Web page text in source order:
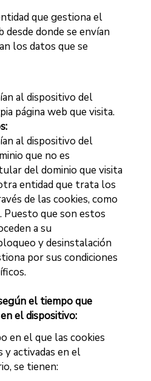
que gestiona el
donde se envían
los datos que se
al dispositivo del
página web que visita.
al dispositivo del
que no es
del dominio que visita
entidad que trata los
de las cookies, como
Puesto que son estos
a su
y desinstalación
por sus condiciones
el tiempo que
el dispositivo:
en el que las cookies
y activadas en el
se tienen: